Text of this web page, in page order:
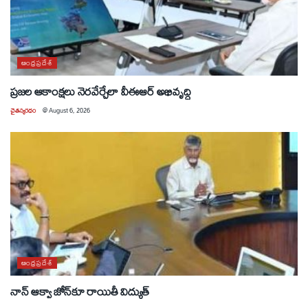
ఆంధ్రప్రదేశ్
ప్రజల ఆకాంక్షలు నెరవేర్చేలా వీఈఆర్ అభివృద్ధి
చైతన్యరధం @August 6, 2026
ఆంధ్రప్రదేశ్
నాన్ ఆక్వా జోన్‌కూ రాయితీ విద్యుత్